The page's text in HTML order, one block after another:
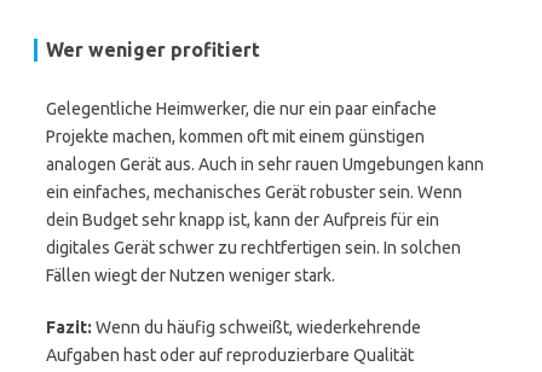
Wer weniger profitiert
Gelegentliche Heimwerker, die nur ein paar einfache
Projekte machen, kommen oft mit einem günstigen
analogen Gerät aus. Auch in sehr rauen Umgebungen kann
ein einfaches, mechanisches Gerät robuster sein. Wenn
dein Budget sehr knapp ist, kann der Aufpreis für ein
digitales Gerät schwer zu rechtfertigen sein. In solchen
Fällen wiegt der Nutzen weniger stark.
Fazit: Wenn du häufig schweißt, wiederkehrende
Aufgaben hast oder auf reproduzierbare Qualität